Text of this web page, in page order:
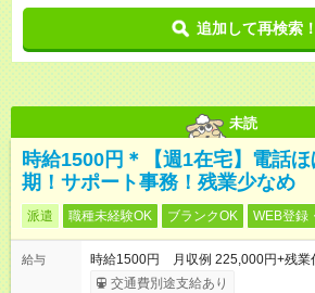
追加して再検索！
未読
時給1500円＊【週1在宅】電話
期！サポート事務！残業少なめ
派遣 職種未経験OK ブランクOK WEB登録
給与
時給1500円 月収例 225,000円+残業
交通費別途支給あり